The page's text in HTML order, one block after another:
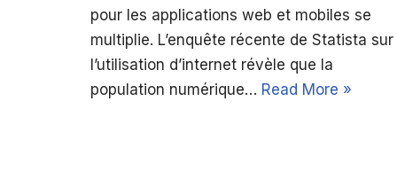
pour les applications web et mobiles se
multiplie. L’enquête récente de Statista sur
l’utilisation d’internet révèle que la
population numérique… Read More »